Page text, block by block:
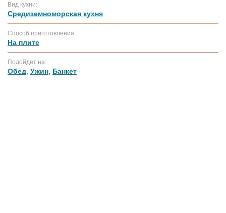
Вид кухни:
Средиземноморская кухня
Способ приготовления:
На плите
Подойдет на:
Обед Ужин Банкет